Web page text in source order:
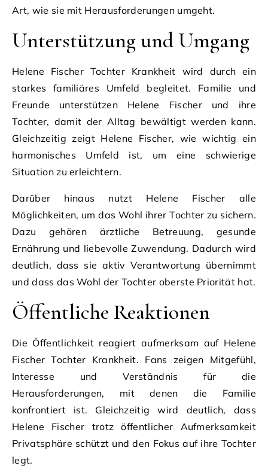
Art, wie sie mit Herausforderungen umgeht.
Unterstützung und Umgang
Helene Fischer Tochter Krankheit wird durch ein
starkes familiäres Umfeld begleitet. Familie und
Freunde unterstützen Helene Fischer und ihre
Tochter, damit der Alltag bewältigt werden kann.
Gleichzeitig zeigt Helene Fischer, wie wichtig ein
harmonisches Umfeld ist, um eine schwierige
Situation zu erleichtern.
Darüber hinaus nutzt Helene Fischer alle
Möglichkeiten, um das Wohl ihrer Tochter zu sichern.
Dazu gehören ärztliche Betreuung, gesunde
Ernährung und liebevolle Zuwendung. Dadurch wird
deutlich, dass sie aktiv Verantwortung übernimmt
und dass das Wohl der Tochter oberste Priorität hat.
Öffentliche Reaktionen
Die Öffentlichkeit reagiert aufmerksam auf Helene
Fischer Tochter Krankheit. Fans zeigen Mitgefühl,
Interesse und Verständnis für die
Herausforderungen, mit denen die Familie
konfrontiert ist. Gleichzeitig wird deutlich, dass
Helene Fischer trotz öffentlicher Aufmerksamkeit
Privatsphäre schützt und den Fokus auf ihre Tochter
legt.